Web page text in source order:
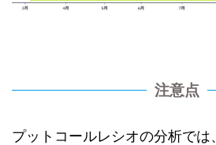
注意点
プットコールレシオの分析では